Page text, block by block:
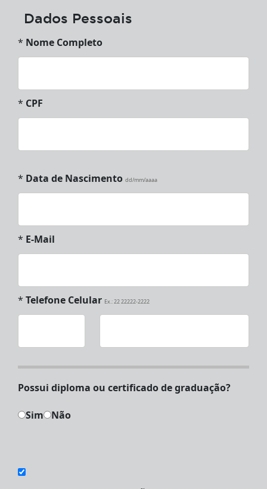
Dados Pessoais
* Nome Completo
* CPF
* Data de Nascimento dd/mm/aaaa
* E-Mail
* Telefone Celular Ex.: 22 22222-2222
Possui diploma ou certificado de graduação?
Sim Não